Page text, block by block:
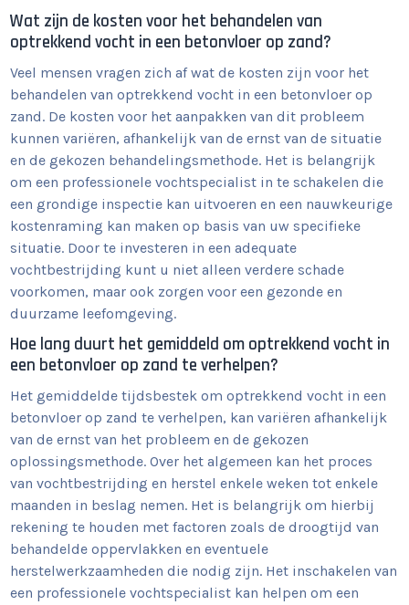
Wat zijn de kosten voor het behandelen van
optrekkend vocht in een betonvloer op zand?
Veel mensen vragen zich af wat de kosten zijn voor het
behandelen van optrekkend vocht in een betonvloer op
zand. De kosten voor het aanpakken van dit probleem
kunnen variëren, afhankelijk van de ernst van de situatie
en de gekozen behandelingsmethode. Het is belangrijk
om een professionele vochtspecialist in te schakelen die
een grondige inspectie kan uitvoeren en een nauwkeurige
kostenraming kan maken op basis van uw specifieke
situatie. Door te investeren in een adequate
vochtbestrijding kunt u niet alleen verdere schade
voorkomen, maar ook zorgen voor een gezonde en
duurzame leefomgeving.
Hoe lang duurt het gemiddeld om optrekkend vocht in
een betonvloer op zand te verhelpen?
Het gemiddelde tijdsbestek om optrekkend vocht in een
betonvloer op zand te verhelpen, kan variëren afhankelijk
van de ernst van het probleem en de gekozen
oplossingsmethode. Over het algemeen kan het proces
van vochtbestrijding en herstel enkele weken tot enkele
maanden in beslag nemen. Het is belangrijk om hierbij
rekening te houden met factoren zoals de droogtijd van
behandelde oppervlakken en eventuele
herstelwerkzaamheden die nodig zijn. Het inschakelen van
een professionele vochtspecialist kan helpen om een